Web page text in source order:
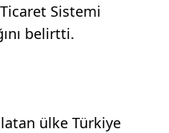
Sistemi
belirtti.
ülke Türkiye